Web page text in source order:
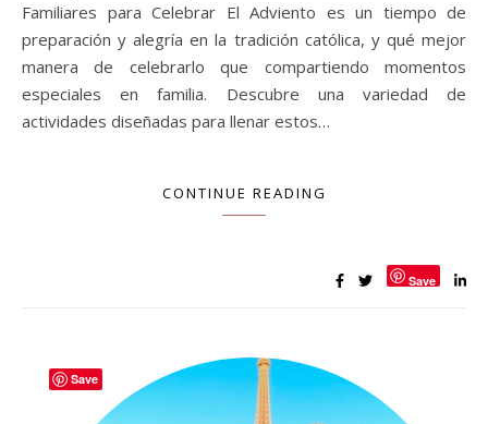
Familiares para Celebrar El Adviento es un tiempo de
preparación y alegría en la tradición católica, y qué mejor
manera de celebrarlo que compartiendo momentos
especiales en familia. Descubre una variedad de
actividades diseñadas para llenar estos…
CONTINUE READING
Save
Save